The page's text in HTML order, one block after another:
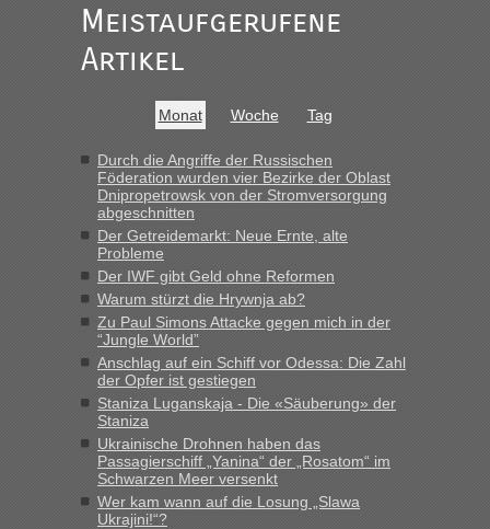
Ist korrekt, aber ich finde man hätte trotzdem im Text gleich
darauf hinweisen können.
War aber nicht "böse" gemeint ...
buchbar - warum auch immer ...
Hab´s versucht - bekomme aber immer angezeigt "auf dieser
Strecke fahren wir nicht"
inBerichte und Reisetipps • Re: Mit dem Zug in
die Ukraine
„Man sollte aber explizit dazu schreiben, daß es ein Zug von
LeoExpress ist - und nur auf deren Webseite kann man die
Fahrkarten kaufen. Zumindest ist es die erste Umsteigefreie
Verbindung von Deutschland...“
Recht, Visa und Dokumente • Re: Deklaration
gebrauchter Kleidung beim Zoll
„Vielen Dank, mit einem Briefchen meiner Frau im Gepäck
gab es keine Probleme“
Meistaufgerufene
Artikel
Monat Woche Tag
Durch die Angriffe der Russischen
Föderation wurden vier Bezirke der Oblast
Dnipropetrowsk von der Stromversorgung
abgeschnitten
Der Getreidemarkt: Neue Ernte, alte
Probleme
Der IWF gibt Geld ohne Reformen
Warum stürzt die Hrywnja ab?
Zu Paul Simons Attacke gegen mich in der
“Jungle World”
Anschlag auf ein Schiff vor Odessa: Die Zahl
der Opfer ist gestiegen
Staniza Luganskaja - Die «Säuberung» der
Staniza
Ukrainische Drohnen haben das
Passagierschiff „Yanina“ der „Rosatom“ im
Schwarzen Meer versenkt
Wer kam wann auf die Losung „Slawa
Ukrajini!“?